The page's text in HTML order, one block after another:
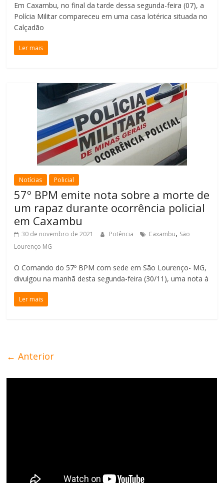
Em Caxambu, no final da tarde dessa segunda-feira (07), a
Polícia Militar compareceu em uma casa lotérica situada no
Calçadão
Ler mais
Notícias Policial
57º BPM emite nota sobre a morte de
um rapaz durante ocorrência policial
em Caxambu
30 de novembro de 2021 Potência Caxambu, São
Lourenço MG
O Comando do 57º BPM com sede em São Lourenço- MG,
divulgou na manhã desta segunda-feira (30/11), uma nota à
Ler mais
← Anterior